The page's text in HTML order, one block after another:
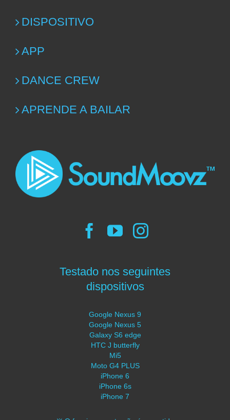
DISPOSITIVO
APP
DANCE CREW
APRENDE A BAILAR
Testado nos seguintes
dispositivos
Google Nexus 9
Google Nexus 5
Galaxy S6 edge
HTC J butterfly
Mi5
Moto G4 PLUS
iPhone 6
iPhone 6s
iPhone 7